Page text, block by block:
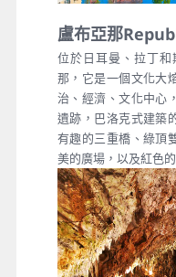
盧布亞那
位於日耳曼、拉丁
那，它是一個文化大
治、經濟、文化中心
遺跡，巴洛克式建築
有趣的三重橋、綠頂
美的廣場，以及紅色